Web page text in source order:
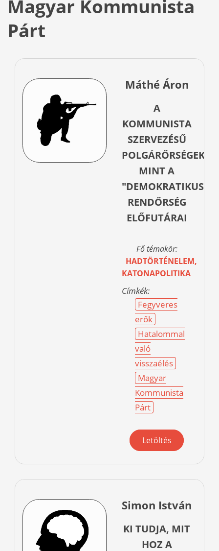
Magyar Kommunista
Párt
Máthé Áron
A
KOMMUNISTA
SZERVEZÉSŰ
POLGÁRŐRSÉGEK
MINT A
"DEMOKRATIKUS"
RENDŐRSÉG
ELŐFUTÁRAI
Fő témakör:
HADTÖRTÉNELEM,
KATONAPOLITIKA
Címkék:
Fegyveres
erők
Hatalommal
való
visszaélés
Magyar
Kommunista
Párt
Letöltés
Simon István
KI TUDJA, MIT
HOZ A